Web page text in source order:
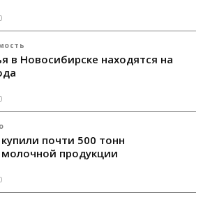
в Новосибирске находятся на
почти 500 тонн
продукции